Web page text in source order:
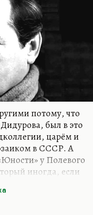
снял
Он был такой
поколении
58 лет…
потому, что
был в это
царём и
в СССР. А
у Полевого
иногда, если
и любовался на